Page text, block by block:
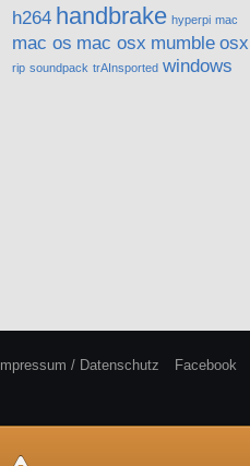
h264 handbrake hyperpi mac
mac os mac osx mumble osx
rip soundpack trAInsported windows
Impressum / Datenschutz Facebook